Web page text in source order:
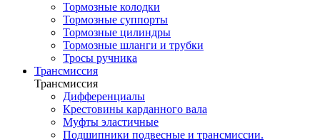
Тормозные колодки
Тормозные суппорты
Тормозные цилиндры
Тормозные шланги и трубки
Тросы ручника
Трансмиссия
Трансмиссия
Дифференциалы
Крестовины карданного вала
Муфты эластичные
Подшипники подвесные и трансмиссии.